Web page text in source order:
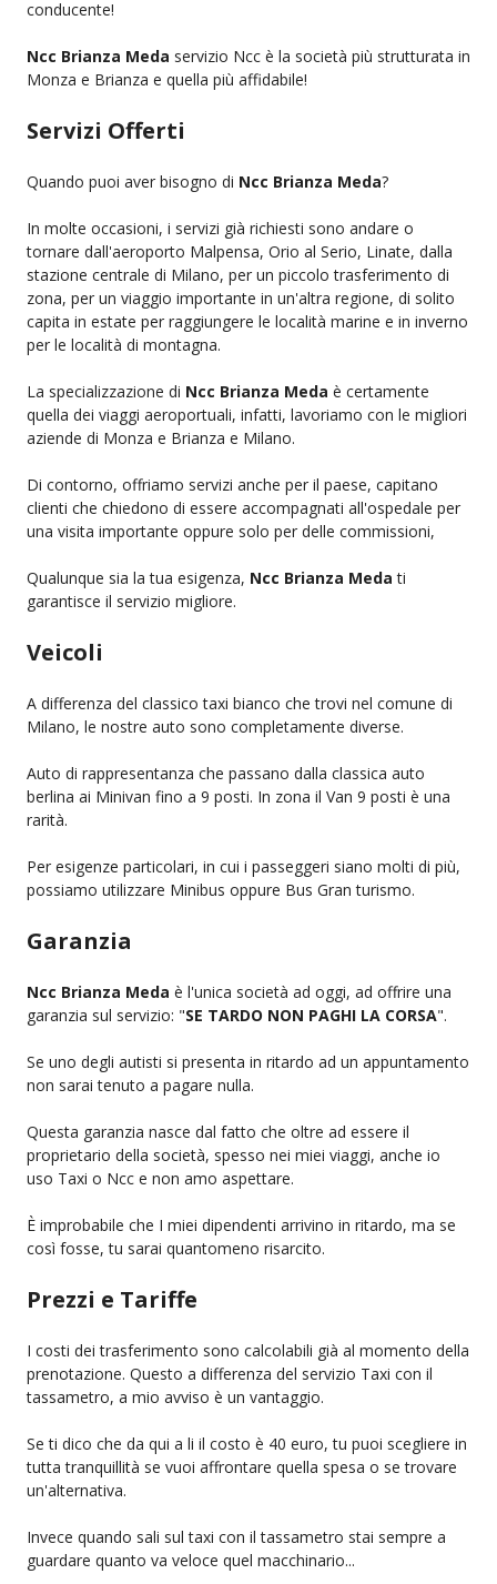
conducente!
Ncc Brianza Meda servizio Ncc è la società più strutturata in
Monza e Brianza e quella più affidabile!
Servizi Offerti
Quando puoi aver bisogno di Ncc Brianza Meda?
In molte occasioni, i servizi già richiesti sono andare o
tornare dall'aeroporto Malpensa, Orio al Serio, Linate, dalla
stazione centrale di Milano, per un piccolo trasferimento di
zona, per un viaggio importante in un'altra regione, di solito
capita in estate per raggiungere le località marine e in inverno
per le località di montagna.
La specializzazione di Ncc Brianza Meda è certamente
quella dei viaggi aeroportuali, infatti, lavoriamo con le migliori
aziende di Monza e Brianza e Milano.
Di contorno, offriamo servizi anche per il paese, capitano
clienti che chiedono di essere accompagnati all'ospedale per
una visita importante oppure solo per delle commissioni,
Qualunque sia la tua esigenza, Ncc Brianza Meda ti
garantisce il servizio migliore.
Veicoli
A differenza del classico taxi bianco che trovi nel comune di
Milano, le nostre auto sono completamente diverse.
Auto di rappresentanza che passano dalla classica auto
berlina ai Minivan fino a 9 posti. In zona il Van 9 posti è una
rarità.
Per esigenze particolari, in cui i passeggeri siano molti di più,
possiamo utilizzare Minibus oppure Bus Gran turismo.
Garanzia
Ncc Brianza Meda è l'unica società ad oggi, ad offrire una
garanzia sul servizio: "SE TARDO NON PAGHI LA CORSA".
Se uno degli autisti si presenta in ritardo ad un appuntamento
non sarai tenuto a pagare nulla.
Questa garanzia nasce dal fatto che oltre ad essere il
proprietario della società, spesso nei miei viaggi, anche io
uso Taxi o Ncc e non amo aspettare.
È improbabile che I miei dipendenti arrivino in ritardo, ma se
così fosse, tu sarai quantomeno risarcito.
Prezzi e Tariffe
I costi dei trasferimento sono calcolabili già al momento della
prenotazione. Questo a differenza del servizio Taxi con il
tassametro, a mio avviso è un vantaggio.
Se ti dico che da qui a li il costo è 40 euro, tu puoi scegliere in
tutta tranquillità se vuoi affrontare quella spesa o se trovare
un'alternativa.
Invece quando sali sul taxi con il tassametro stai sempre a
guardare quanto va veloce quel macchinario...